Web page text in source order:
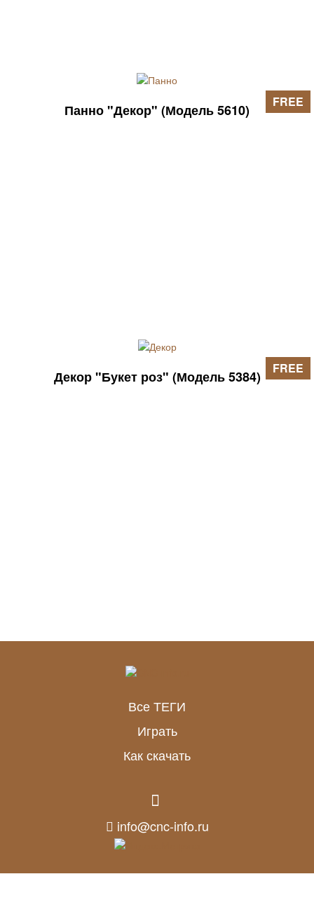
Панно "Декор" (Модель 5610) FREE
Декор "Букет роз" (Модель 5384) FREE
Все ТЕГИ
Играть
Как скачать
info@cnc-info.ru